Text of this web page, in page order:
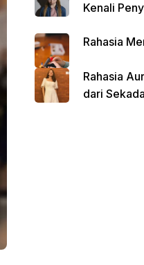
Kenali
Rahasia
Rahasia
dari